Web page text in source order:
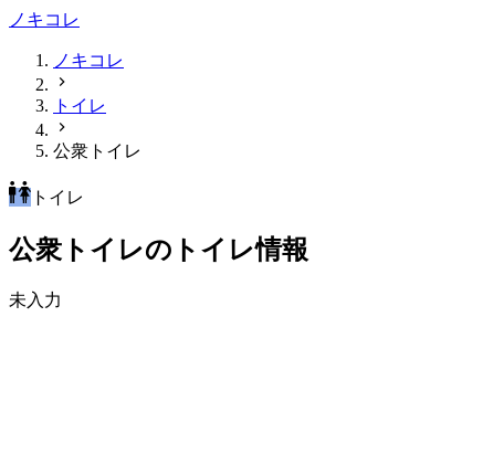
ノキコレ
ノキコレ
トイレ
公衆トイレ
トイレ
公衆トイレのトイレ情報
未入力